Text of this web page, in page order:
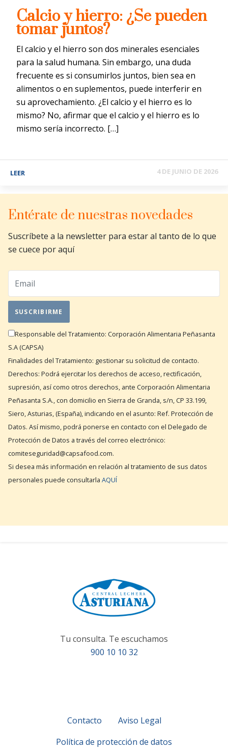
Calcio y hierro: ¿Se pueden
tomar juntos?
El calcio y el hierro son dos minerales esenciales
para la salud humana. Sin embargo, una duda
frecuente es si consumirlos juntos, bien sea en
alimentos o en suplementos, puede interferir en
su aprovechamiento. ¿El calcio y el hierro es lo
mismo? No, afirmar que el calcio y el hierro es lo
mismo sería incorrecto. […]
LEER 4 DE JUNIO DE 2026
Entérate de nuestras novedades
Suscríbete a la newsletter para estar al tanto de lo que
se cuece por aquí
Responsable del Tratamiento: Corporación Alimentaria Peñasanta
S.A (CAPSA)
Finalidades del Tratamiento: gestionar su solicitud de contacto.
Derechos: Podrá ejercitar los derechos de acceso, rectificación,
supresión, así como otros derechos, ante Corporación Alimentaria
Peñasanta S.A., con domicilio en Sierra de Granda, s/n, CP 33.199,
Siero, Asturias, (España), indicando en el asunto: Ref. Protección de
Datos. Así mismo, podrá ponerse en contacto con el Delegado de
Protección de Datos a través del correo electrónico:
comiteseguridad@capsafood.com.
Si desea más información en relación al tratamiento de sus datos
personales puede consultarla AQUÍ
Tu consulta. Te escuchamos
900 10 10 32
Contacto
Aviso Legal
Política de protección de datos